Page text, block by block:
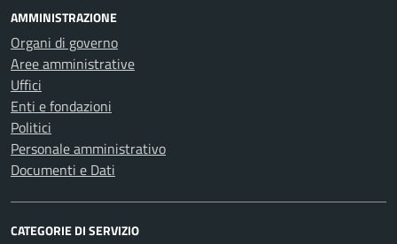
AMMINISTRAZIONE
Organi di governo
Aree amministrative
Uffici
Enti e fondazioni
Politici
Personale amministrativo
Documenti e Dati
CATEGORIE DI SERVIZIO